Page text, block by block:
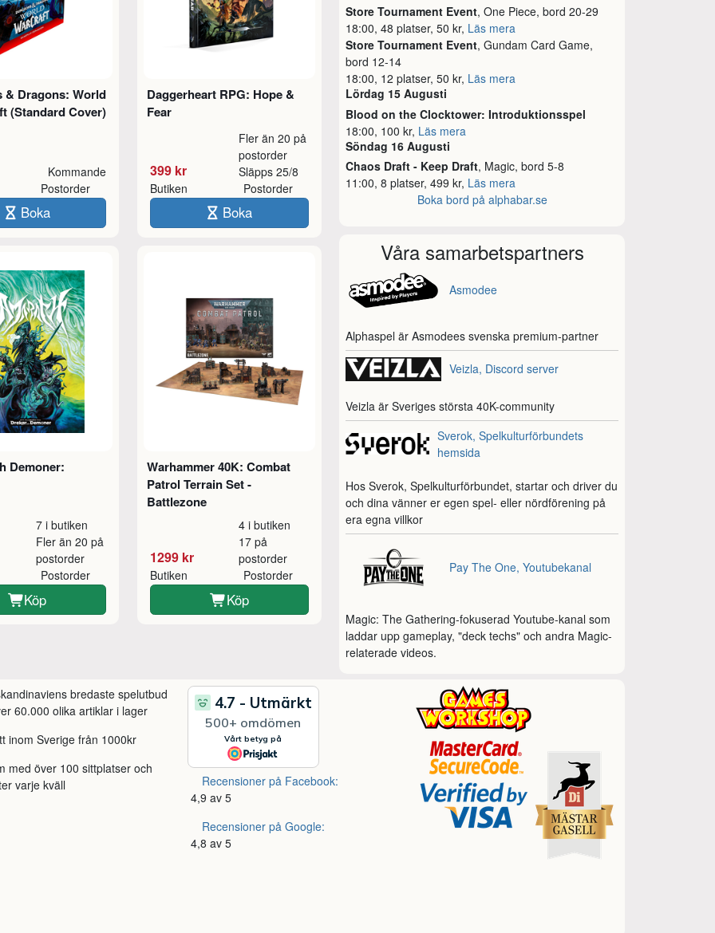
& Dragons: World
(Standard Cover)
Kommande
Postorder
Boka
Daggerheart RPG: Hope &
Fear
399 kr
Fler än 20 på
postorder
Släpps 25/8
Butiken
Postorder
Boka
Demoner:
7 i butiken
Fler än 20 på
postorder
Postorder
Köp
Warhammer 40K: Combat
Patrol Terrain Set -
Battlezone
1299 kr
4 i butiken
17 på
postorder
Butiken
Postorder
Köp
Store Tournament Event, One Piece, bord 20-29
18:00, 48 platser, 50 kr, Läs mera
Store Tournament Event, Gundam Card Game,
bord 12-14
18:00, 12 platser, 50 kr, Läs mera
Lördag 15 Augusti
Blood on the Clocktower: Introduktionsspel
18:00, 100 kr, Läs mera
Söndag 16 Augusti
Chaos Draft - Keep Draft, Magic, bord 5-8
11:00, 8 platser, 499 kr, Läs mera
Boka bord på alphabar.se
Våra samarbetspartners
Asmodee
Alphaspel är Asmodees svenska premium-partner
Veizla, Discord server
Veizla är Sveriges största 40K-community
Sverok, Spelkulturförbundets
hemsida
Hos Sverok, Spelkulturförbundet, startar och driver du
och dina vänner er egen spel- eller nördförening på
era egna villkor
Pay The One, Youtubekanal
Magic: The Gathering-fokuserad Youtube-kanal som
laddar upp gameplay, "deck techs" och andra Magic-
relaterade videos.
bredaste spelutbud
60.000 olika artiklar i lager
inom Sverige från 1000kr
med över 100 sittplatser och
varje kväll
Recensioner på Facebook:
4,9 av 5
Recensioner på Google:
4,8 av 5